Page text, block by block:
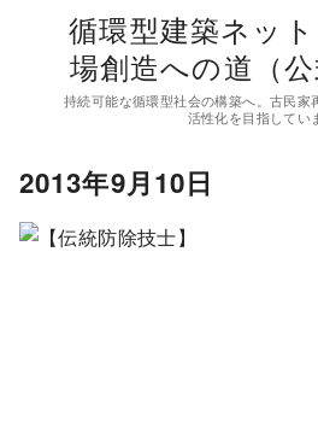
循環型建築ネッ
場創造への道（公
持続可能な循環型社会の構築へ。古民家
活性化を目指してい
2013年9月10日